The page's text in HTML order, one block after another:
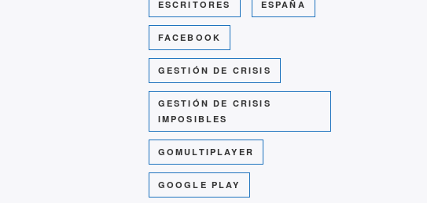
ESCRITORES ESPAÑA
FACEBOOK
GESTIÓN DE CRISIS
GESTIÓN DE CRISIS
IMPOSIBLES
GOMULTIPLAYER
GOOGLE PLAY